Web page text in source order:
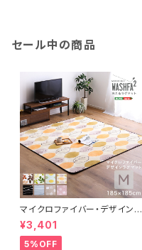
セール中の商品
マイクロファイバー・デザインラ
グマットMサイズ（185×185cm）
洗えるラグマット 【WASHFA2】
FRG-D2-M
¥3,401
5%OFF